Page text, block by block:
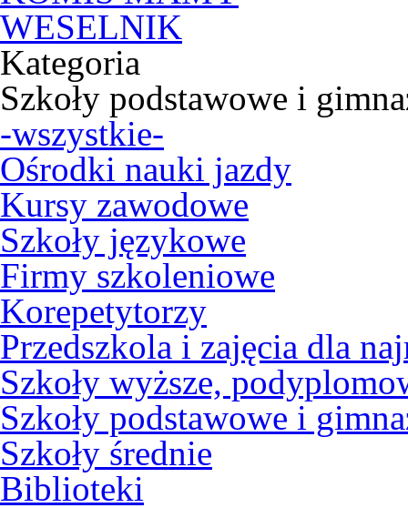
WESELNIK
Kategoria
Szkoły podstawowe i
-wszystkie-
Ośrodki nauki jazdy
Kursy zawodowe
Szkoły językowe
Firmy szkoleniowe
Korepetytorzy
Przedszkola i zajęcia dla
Szkoły wyższe,
Szkoły podstawowe i
Szkoły średnie
Biblioteki